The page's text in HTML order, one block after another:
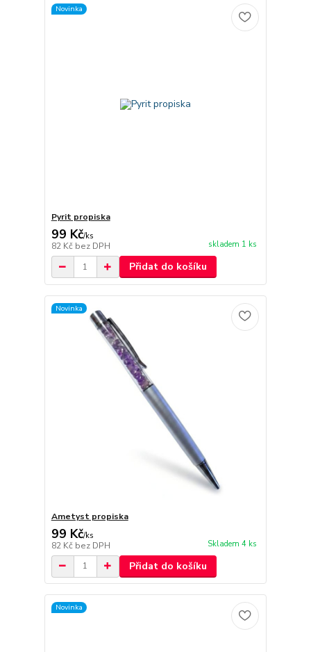
Novinka
Pyrit propiska
99 Kč/ks
82 Kč bez DPH skladem 1 ks
Přidat do košíku
Novinka
Ametyst propiska
99 Kč/ks
82 Kč bez DPH Skladem 4 ks
Přidat do košíku
Novinka